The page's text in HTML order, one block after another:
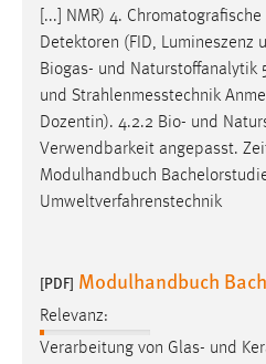
[...] NMR) 4.
Detektoren (FID, Lumineszenz
Biogas- und Naturstoffanalytik
und Strahlenmesstechnik
Dozentin). 4.2.2 Bio- und
Verwendbarkeit angepasst.
Modulhandbuch
Umweltverfahrenstechnik
[PDF] Modulhandbuch
Relevanz:
Verarbeitung von Glas- und